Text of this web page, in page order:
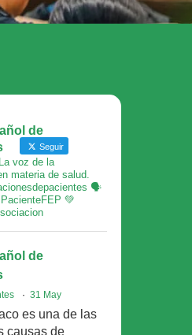
de
Seguir
voz de la
materia de salud.
🗣
💚
de
· 31 May
es una de las
causas de